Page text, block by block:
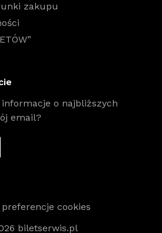
zakupu
o najbliższych
email?
biletserwis.pl
cookies